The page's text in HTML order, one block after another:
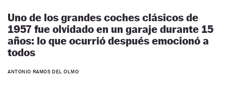
Uno de los grandes coches clásicos de
1957 fue olvidado en un garaje durante 15
años: lo que ocurrió después emocionó a
todos
ANTONIO RAMOS DEL OLMO